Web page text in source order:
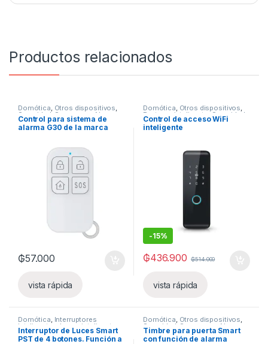
Productos relacionados
Domótica, Otros dispositivos,
Seguridad Sensores y Alarmas
Control para sistema de
alarma G30 de la marca
₲57.000
vista rápida
Domótica, Otros dispositivos,
Porteros inteligente Seguridad
Control de acceso WiFi
inteligente
-15%
₲436.900 ₲514.000
vista rápida
Domótica, Interruptores
Inteligentes Luces inteligentes
Interruptor de Luces Smart
PST de 4 botones. Función a
Domótica, Otros dispositivos,
Seguridad Sensores y Alarmas
Timbre para puerta Smart
con función de alarma